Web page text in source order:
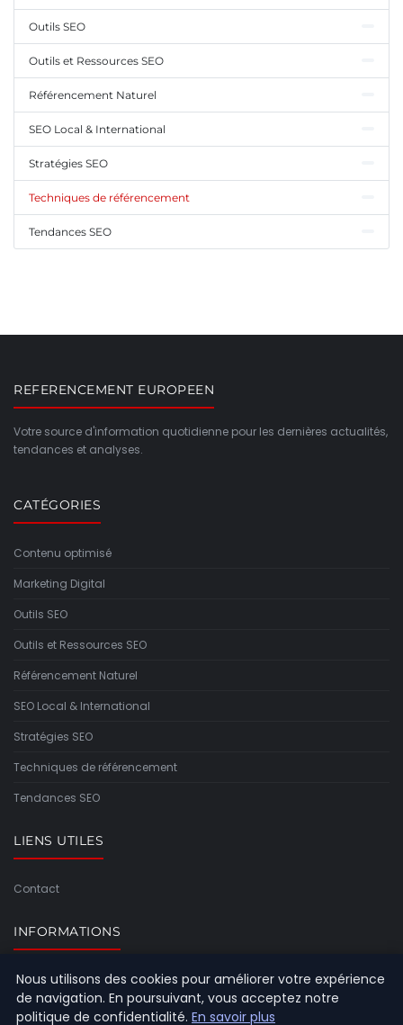
Outils SEO
Outils et Ressources SEO
Référencement Naturel
SEO Local & International
Stratégies SEO
Techniques de référencement
Tendances SEO
REFERENCEMENT EUROPEEN
Votre source d'information quotidienne pour les dernières actualités,
tendances et analyses.
CATÉGORIES
Contenu optimisé
Marketing Digital
Outils SEO
Outils et Ressources SEO
Référencement Naturel
SEO Local & International
Stratégies SEO
Techniques de référencement
Tendances SEO
LIENS UTILES
Contact
INFORMATIONS
Plan du site
Nous utilisons des cookies pour améliorer votre expérience
de navigation. En poursuivant, vous acceptez notre
politique de confidentialité. En savoir plus